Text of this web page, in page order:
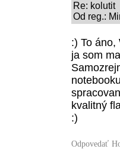
Re: kolutit
Od reg.:
:) To
ja som
kvalitný
:)
Odpovedať